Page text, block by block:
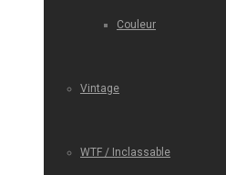
Couleur
Vintage
WTF / Inclassable